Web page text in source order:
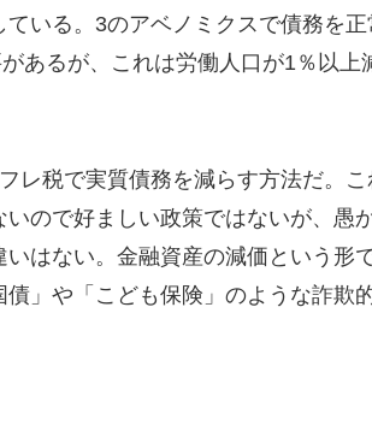
いる。3のアベノミクスで債務を
あるが、これは労働人口が1％以上
レ税で実質債務を減らす方法だ。
いので好ましい政策ではないが、愚
はない。金融資産の減価という形
」や「こども保険」のような詐欺